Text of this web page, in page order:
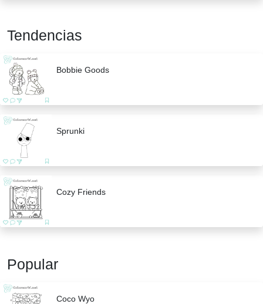
Tendencias
Bobbie Goods
Sprunki
Cozy Friends
Popular
Coco Wyo